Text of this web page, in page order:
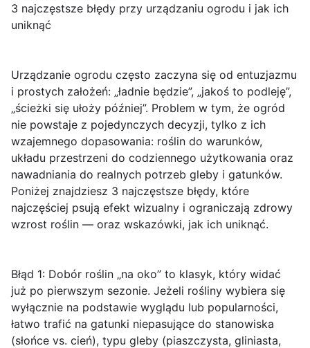
3 najczęstsze błędy przy urządzaniu ogrodu i jak ich
uniknąć
Urządzanie ogrodu często zaczyna się od entuzjazmu
i prostych założeń: „ładnie będzie”, „jakoś to podleję”,
„ścieżki się ułoży później”. Problem w tym, że ogród
nie powstaje z pojedynczych decyzji, tylko z ich
wzajemnego dopasowania: roślin do warunków,
układu przestrzeni do codziennego użytkowania oraz
nawadniania do realnych potrzeb gleby i gatunków.
Poniżej znajdziesz 3 najczęstsze błędy, które
najczęściej psują efekt wizualny i ograniczają zdrowy
wzrost roślin — oraz wskazówki, jak ich uniknąć.
Błąd 1: Dobór roślin „na oko” to klasyk, który widać
już po pierwszym sezonie. Jeżeli rośliny wybiera się
wyłącznie na podstawie wyglądu lub popularności,
łatwo trafić na gatunki niepasujące do stanowiska
(słońce vs. cień), typu gleby (piaszczysta, gliniasta,